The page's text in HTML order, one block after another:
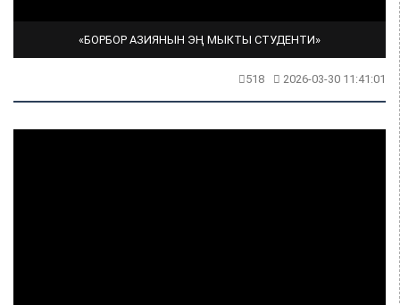
«БОРБОР АЗИЯНЫН ЭҢ МЫКТЫ СТУДЕНТИ»
518 2026-03-30 11:41:01